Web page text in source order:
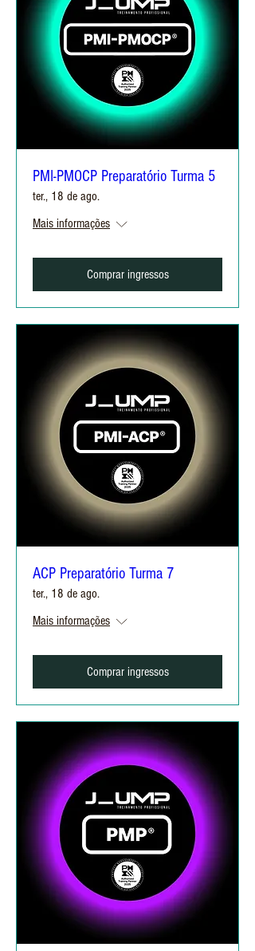
PMI-PMOCP Preparatório Turma 5
ter., 18 de ago.
Mais informações
Comprar ingressos
ACP Preparatório Turma 7
ter., 18 de ago.
Mais informações
Comprar ingressos